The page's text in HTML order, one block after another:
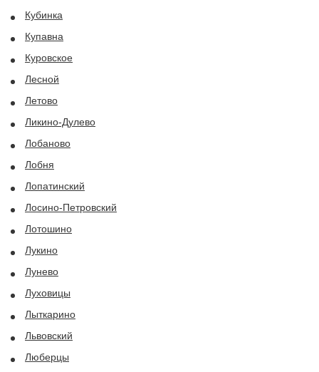
Кубинка
Купавна
Куровское
Лесной
Летово
Ликино-Дулево
Лобаново
Лобня
Лопатинский
Лосино-Петровский
Лотошино
Лукино
Лунево
Луховицы
Лыткарино
Львовский
Люберцы